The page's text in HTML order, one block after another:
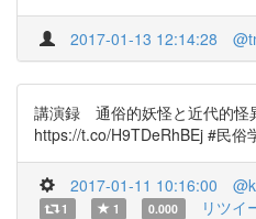
2017-01-13 12:14:28
講演録 通俗的妖怪と近代的怪
https://t.co/H9TDeRhBEj #民俗
2017-01-11 10:16:00
1 1 0.000 リツイ